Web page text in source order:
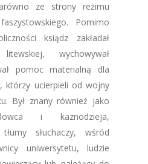
ze strony reżimu
Pomimo
ksiądz zakładał
wychowywał
pomoc materialną dla
którzy ucierpieli od wojny
Był znany również jako
i kaznodzieja,
słuchaczy, wśród
uniwersytetu, ludzie